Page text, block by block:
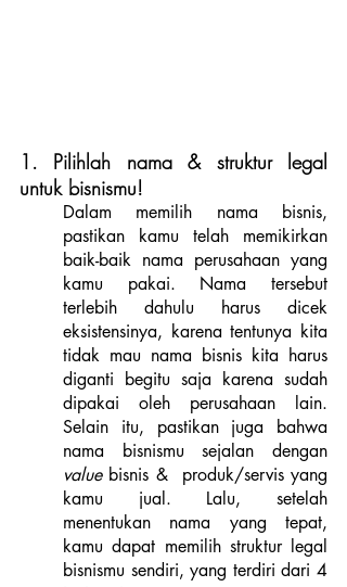
1. Pilihlah nama & struktur legal
untuk bisnismu!
Dalam memilih nama bisnis,
pastikan kamu telah memikirkan
baik-baik nama perusahaan yang
kamu pakai. Nama tersebut
terlebih dahulu harus dicek
eksistensinya, karena tentunya kita
tidak mau nama bisnis kita harus
diganti begitu saja karena sudah
dipakai oleh perusahaan lain.
Selain itu, pastikan juga bahwa
value bisnis &  produk/servis yang
kamu jual. Lalu, setelah
menentukan nama yang tepat,
kamu dapat memilih struktur legal
bisnismu sendiri, yang terdiri dari 4